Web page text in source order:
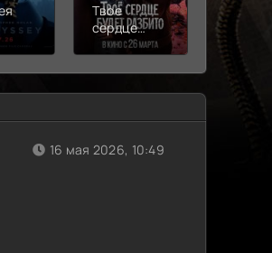
Твое
сердце
будет
(2026)
Моана
(2026)
16 мая 2026, 10:49